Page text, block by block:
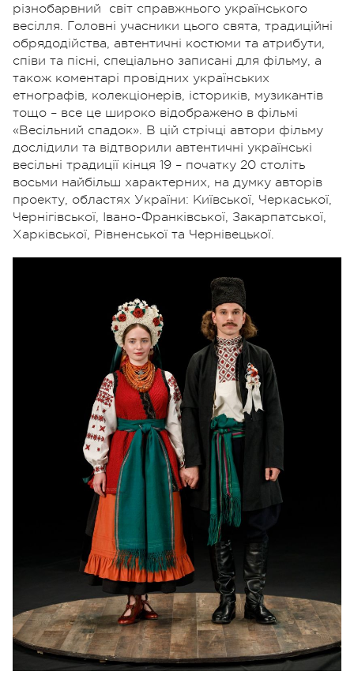
різнобарвний світ справжнього українського
весілля. Головні учасники цього свята, традиційні
обрядодійства, автентичні костюми та атрибути,
співи та пісні, спеціально записані для фільму, а
також коментарі провідних українських
етнографів, колекціонерів, істориків, музикантів
тощо – все це широко відображено в фільмі
«Весільний спадок». В цій стрічці автори фільму
дослідили та відтворили автентичні українські
весільні традиції кінця 19 – початку 20 століть
восьми найбільш характерних, на думку авторів
проекту, областях України: Київської, Черкаської,
Чернігівської, Івано-Франківської, Закарпатської,
Харківської, Рівненської та Чернівецької.